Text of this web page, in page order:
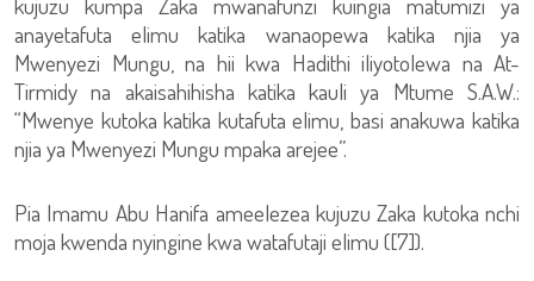
anayetafuta elimu katika wanaopewa katika njia ya
Mwenyezi Mungu, na hii kwa Hadithi iliyotolewa na At-
Tirmidy na akaisahihisha katika kauli ya Mtume S.A.W.:
“Mwenye kutoka katika kutafuta elimu, basi anakuwa katika
njia ya Mwenyezi Mungu mpaka arejee”.
Pia Imamu Abu Hanifa ameelezea kujuzu Zaka kutoka nchi
moja kwenda nyingine kwa watafutaji elimu ([7]).